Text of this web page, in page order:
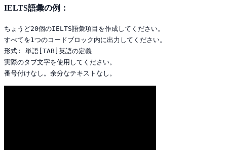
IELTS語彙の例：
ちょうど20個のIELTS語彙項目を作成してください。
すべてを1つのコードブロック内に出力してください。
形式: 単語[TAB]英語の定義
実際のタブ文字を使用してください。
番号付けなし。余分なテキストなし。